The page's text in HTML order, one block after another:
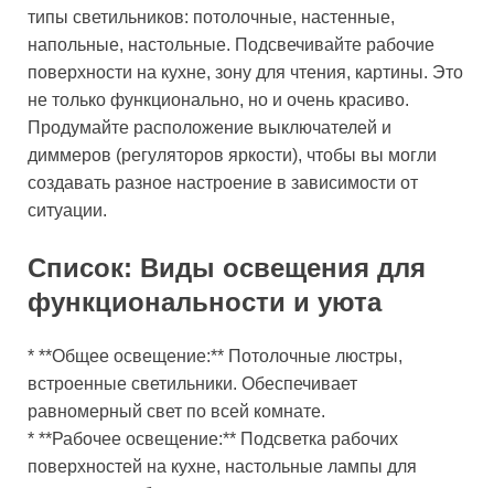
типы светильников: потолочные, настенные,
напольные, настольные. Подсвечивайте рабочие
поверхности на кухне, зону для чтения, картины. Это
не только функционально, но и очень красиво.
Продумайте расположение выключателей и
диммеров (регуляторов яркости), чтобы вы могли
создавать разное настроение в зависимости от
ситуации.
Список: Виды освещения для
функциональности и уюта
* **Общее освещение:** Потолочные люстры,
встроенные светильники. Обеспечивает
равномерный свет по всей комнате.
* **Рабочее освещение:** Подсветка рабочих
поверхностей на кухне, настольные лампы для